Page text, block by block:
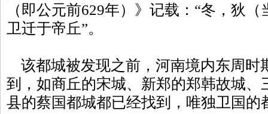
（即公元前629年）》记载：“冬，狄
卫迁于帝丘”。
该都城被发现之前，河南境内东周时
到，如商丘的宋城、新郑的郑韩故城、
县的蔡国都城都已经找到，唯独卫国的